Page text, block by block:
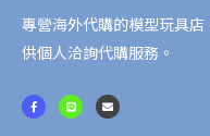
產
品
專營海外代購的模型玩具
供個人洽詢代購服務。
F
a
c
L
i
n
E
n
v